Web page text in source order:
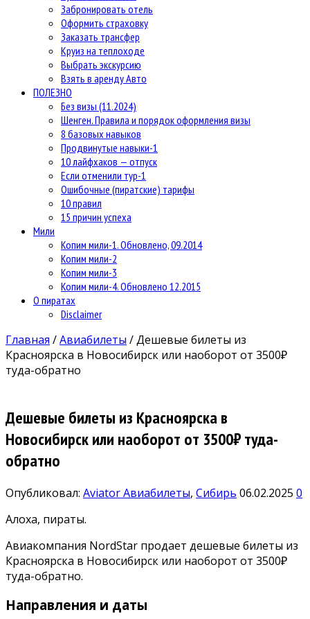
Забронировать отель
Оформить страховку
Заказать трансфер
Круиз на теплоходе
Выбрать экскурсию
Взять в аренду Авто
ПОЛЕЗНО
Без визы (11.2024)
Шенген. Правила и порядок оформления визы
8 базовых навыков
Продвинутые навыки-1
10 лайфхаков — отпуск
Если отменили тур-1
Ошибочные (пиратские) тарифы
10 правил
15 причин успеха
Мили
Копим мили-1. Обновлено, 09.2014
Копим мили-2
Копим мили-3
Копим мили-4. Обновлено 12.2015
О пиратах
Disclaimer
Главная /Авиабилеты /Дешевые билеты из
Красноярска в Новосибирск или наоборот от 3500₽
туда-обратно
Дешевые билеты из Красноярска в
Новосибирск или наоборот от 3500₽ туда-
обратно
Опубликовал: AviatorАвиабилеты, Сибирь 06.02.2025 0
Алоха, пираты.
Авиакомпания NordStar продает дешевые билеты из
Красноярска в Новосибирск или наоборот от 3500₽
туда-обратно.
Направления и даты